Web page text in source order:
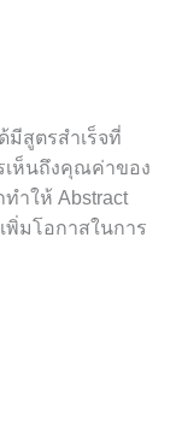
มีสูตรสำเร็จที่
เห็นถึงคุณค่าของ
ำให้ Abstract
พิ่มโอกาสในการ